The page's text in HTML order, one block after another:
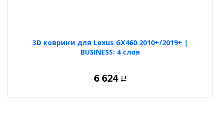
3D коврики для Lexus GX460 2010+/2019+ |
BUSINESS: 4 слоя
6 624 Р